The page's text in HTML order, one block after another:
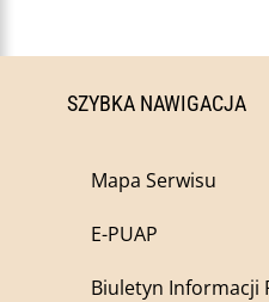
SZYBKA NAWIGACJA
Mapa Serwisu
E-PUAP
Biuletyn Informacji